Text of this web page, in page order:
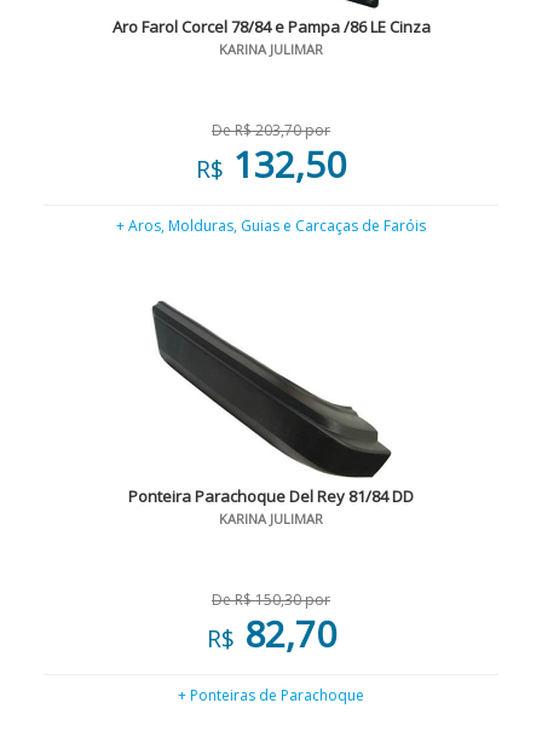
Aro Farol Corcel 78/84 e Pampa /86 LE Cinza
KARINA JULIMAR
De R$ 203,70 por
R$ 132,50
+ Aros, Molduras, Guias e Carcaças de Faróis
Ponteira Parachoque Del Rey 81/84 DD
KARINA JULIMAR
De R$ 150,30 por
R$ 82,70
+ Ponteiras de Parachoque